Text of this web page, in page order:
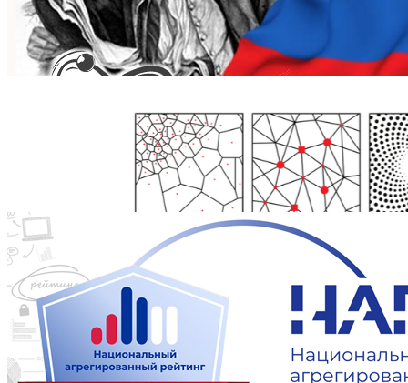
Аспирантам
Сотрудникам
Преподавателям
НОВОСТИ
4 Августа 2026